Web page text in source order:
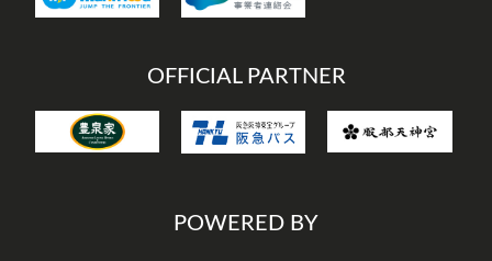
OFFICIAL PARTNER
POWERED BY